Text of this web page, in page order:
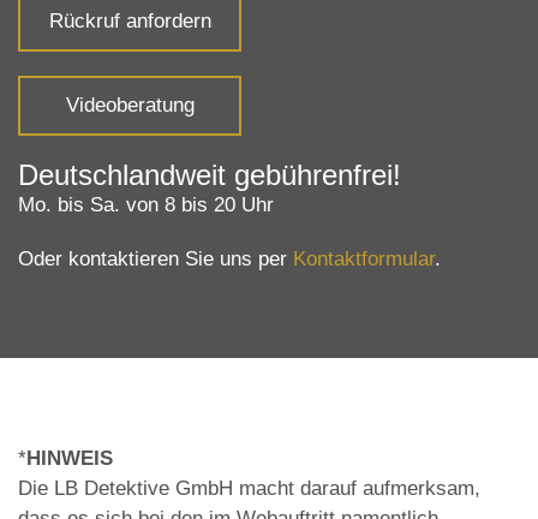
Rückruf anfordern
Videoberatung
Deutschlandweit gebührenfrei!
Mo. bis Sa. von 8 bis 20 Uhr
Oder kontaktieren Sie uns per Kontaktformular.
*HINWEIS
Die LB Detektive GmbH macht darauf aufmerksam,